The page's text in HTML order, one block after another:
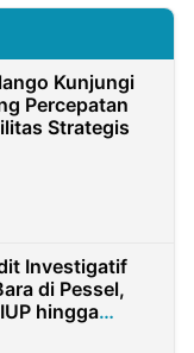
Kunjungi
Percepatan
Strategis
Investigatif
di Pessel,
hingga